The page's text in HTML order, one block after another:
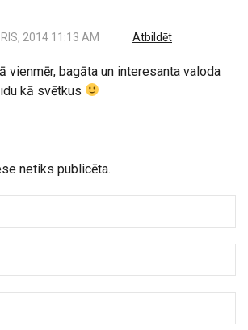
2014 11:13 AM Atbildēt
vienmēr, bagāta un interesanta valoda
kā svētkus
netiks publicēta.